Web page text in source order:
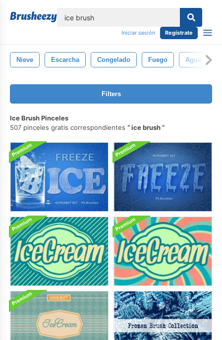
Iniciar sesión Regístrate
Nieve Escarcha Congelado Fuego Agua
Filters
Ice Brush Pinceles
507 pinceles gratis correspondientes
ice brush